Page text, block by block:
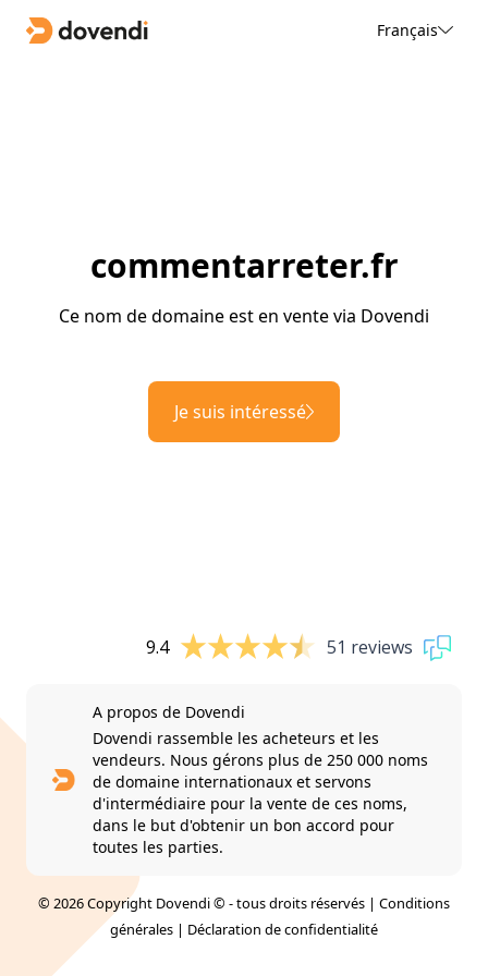
Français
commentarreter.fr
Ce nom de domaine est en vente via Dovendi
Je suis intéressé
9.4 51 reviews
A propos de Dovendi
Dovendi rassemble les acheteurs et les
vendeurs. Nous gérons plus de 250 000 noms
de domaine internationaux et servons
d'intermédiaire pour la vente de ces noms,
dans le but d'obtenir un bon accord pour
toutes les parties.
© 2026 Copyright Dovendi © - tous droits réservés | Conditions
générales | Déclaration de confidentialité